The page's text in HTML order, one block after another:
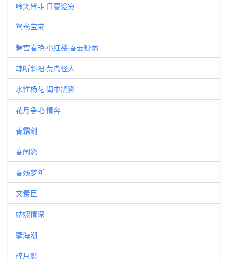
啼笑皆非·日暮途穷
鸳鸯宝带
舞宫春艳·小红楼·春云疑雨
魂断斜阳·荒岛怪人
水性杨花·闺中鹄影
花月争艳·情奔
青霜剑
春闺怨
春残梦断
文素臣
姑嫂情深
孽海潮
碎月影